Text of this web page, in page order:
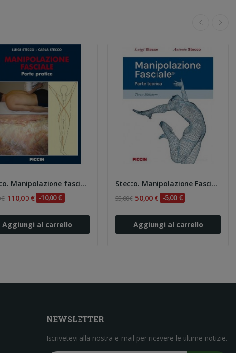
Stecco. Manipolazione fasciale - Parte pratica
€ 110,00 € -10,00 €
Aggiungi al carrello
Stecco. Manipolazione Fasciale - Parte Teorica 3e
55,00 € 50,00 € -5,00 €
Aggiungi al carrello
NEWSLETTER
Iscrivetevi alla nostra e-mail per ricevere le ultime notizie.